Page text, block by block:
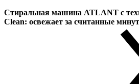
Стиральная машина ATLANT с
Clean: освежает за считанные